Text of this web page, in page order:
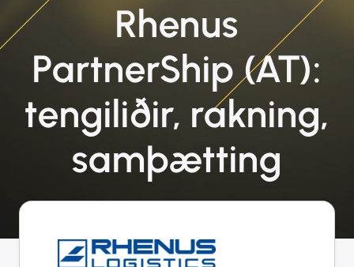
Rhenus
PartnerShip (AT):
tengiliðir, rakning,
samþætting